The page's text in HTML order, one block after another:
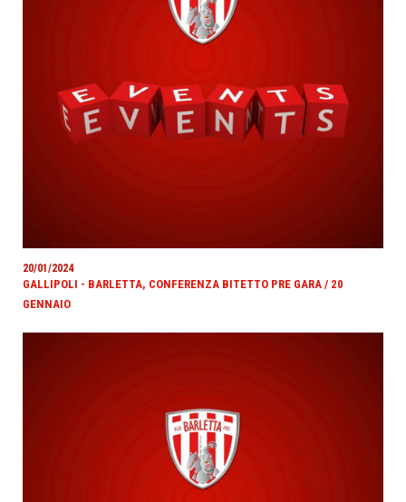
20/01/2024
GALLIPOLI - BARLETTA, CONFERENZA BITETTO PRE GARA / 20
GENNAIO